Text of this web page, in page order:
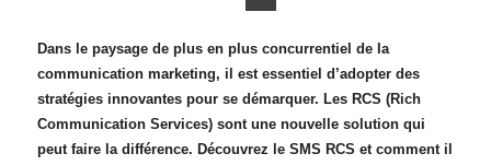
Dans le paysage de plus en plus concurrentiel de la
communication marketing, il est essentiel d’adopter des
stratégies innovantes pour se démarquer. Les RCS (Rich
Communication Services) sont une nouvelle solution qui
peut faire la différence. Découvrez le SMS RCS et comment il